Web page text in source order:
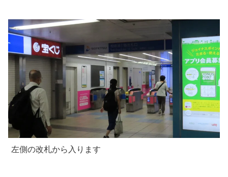
左側の改札から入ります